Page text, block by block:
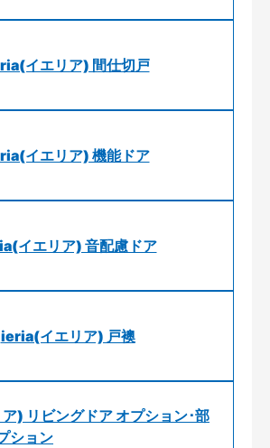
イエリア) 間仕切戸
イエリア) 機能ドア
イエリア) 音配慮ドア
ieria(イエリア) 戸襖
) リビングドア オプション･部
ション